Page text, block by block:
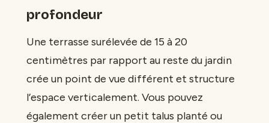
profondeur
Une terrasse surélevée de 15 à 20
centimètres par rapport au reste du jardin
crée un point de vue différent et structure
l’espace verticalement. Vous pouvez
également créer un petit talus planté ou